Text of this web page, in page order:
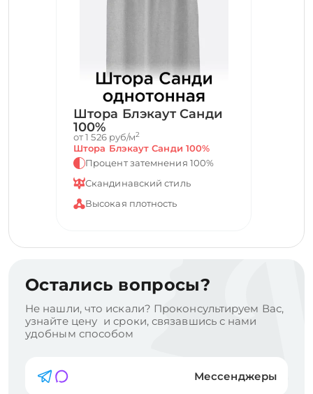
Штора Блэкаут Санди
100%
от 1 526 руб/м2
Штора Блэкаут Санди 100%
Процент затемнения 100%
Скандинавский стиль
Высокая плотность
Остались вопросы?
Не нашли, что искали? Проконсультируем Вас,
узнайте цену и сроки, связавшись с нами
удобным способом
Мессенджеры